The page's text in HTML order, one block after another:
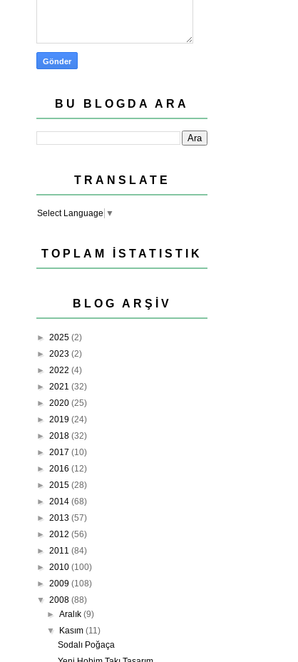
BU BLOGDA ARA
TRANSLATE
Select Language ▼
TOPLAM İSTATISTIK
BLOG ARŞIV
► 2025 (2)
► 2023 (2)
► 2022 (4)
► 2021 (32)
► 2020 (25)
► 2019 (24)
► 2018 (32)
► 2017 (10)
► 2016 (12)
► 2015 (28)
► 2014 (68)
► 2013 (57)
► 2012 (56)
► 2011 (84)
► 2010 (100)
► 2009 (108)
▼ 2008 (88)
►Aralık(9)
▼ Kasım(11)
Sodalı Poğaça